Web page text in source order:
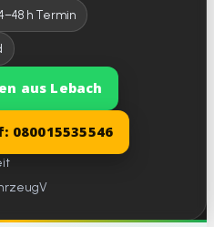
h Termin
aus Lebach
080015535546